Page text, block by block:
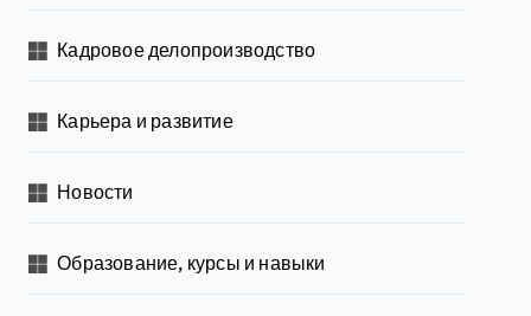
Кадровое делопроизводство
Карьера и развитие
Новости
Образование, курсы и навыки